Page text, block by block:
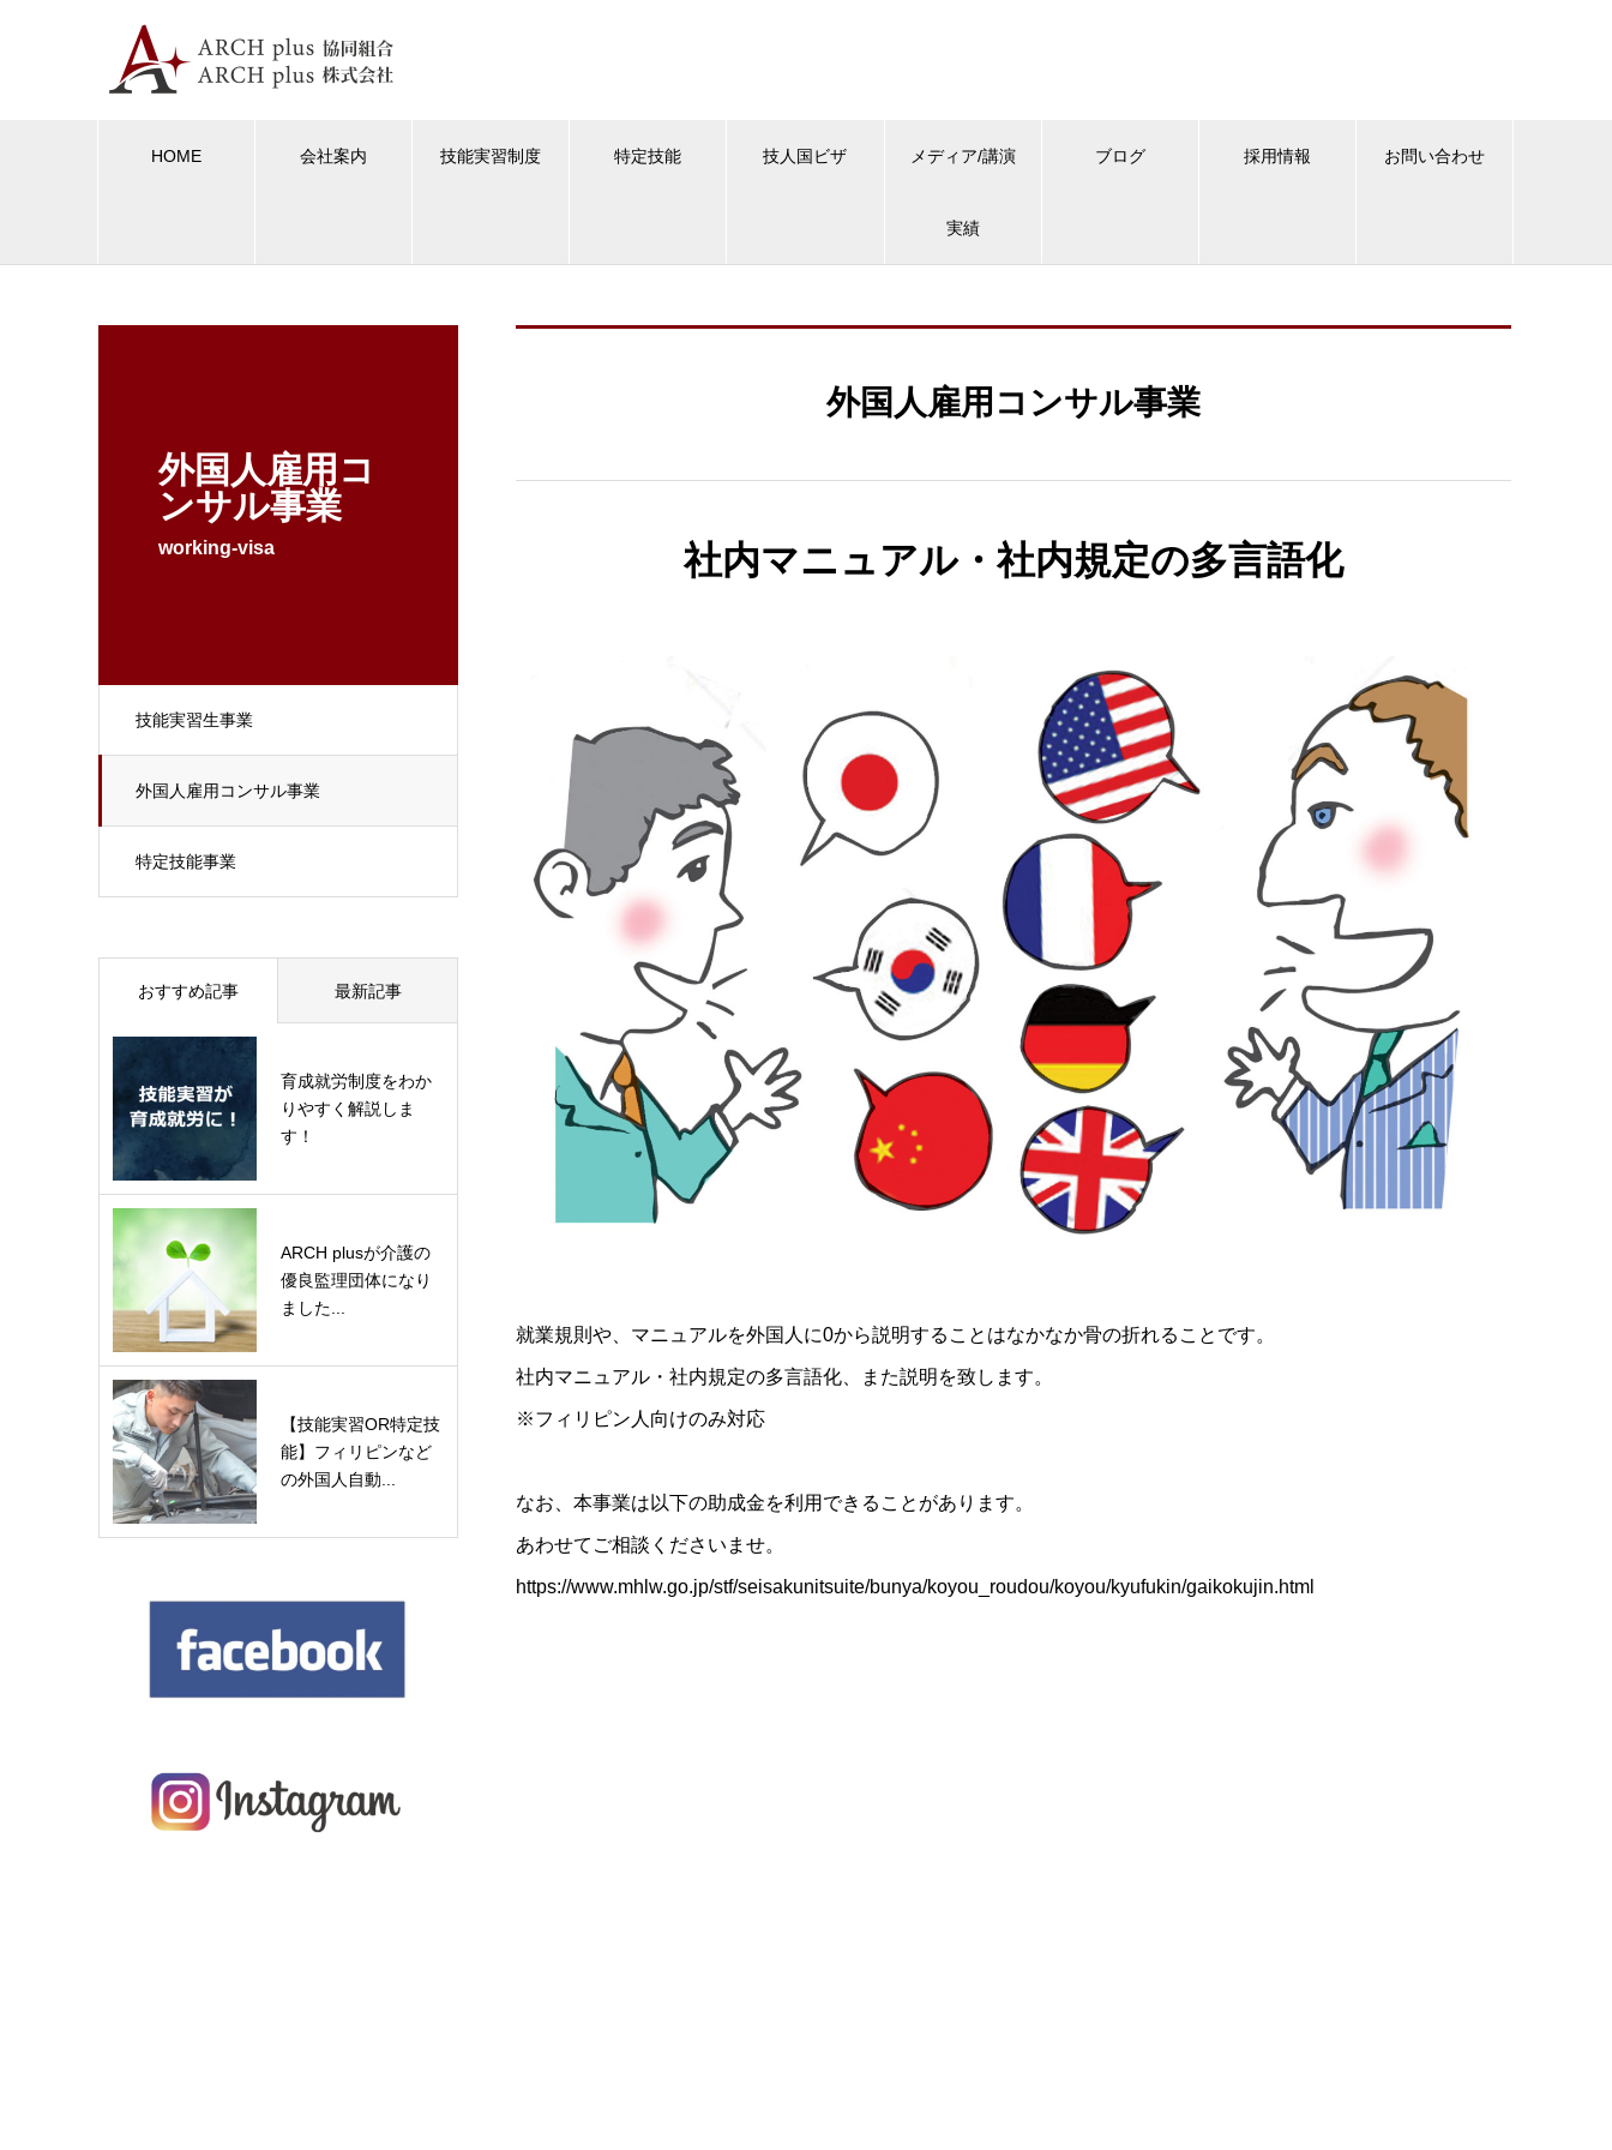
HOME 会社案内 技能実習制度 特定技能 技人国ビザ メディア/講演
実績
ブログ 採用情報 お問い合わせ
外国人雇用コ
ンサル事業
working-visa
技能実習生事業
外国人雇用コンサル事業
特定技能事業
外国人雇用コンサル事業
社内マニュアル・社内規定の多言語化
就業規則や、マニュアルを外国人に0から説明することはなかなか骨の折れることです。
社内マニュアル・社内規定の多言語化、また説明を致します。
※フィリピン人向けのみ対応
なお、本事業は以下の助成金を利用できることがあります。
あわせてご相談くださいませ。
https://www.mhlw.go.jp/stf/seisakunitsuite/bunya/koyou_roudou/koyou/kyufukin/gaikokujin.html
おすすめ記事 最新記事
育成就労制度をわか
りやすく解説しま
す！
ARCH plusが介護の
優良監理団体になり
ました...
【技能実習OR特定技
能】フィリピンなど
の外国人自動...